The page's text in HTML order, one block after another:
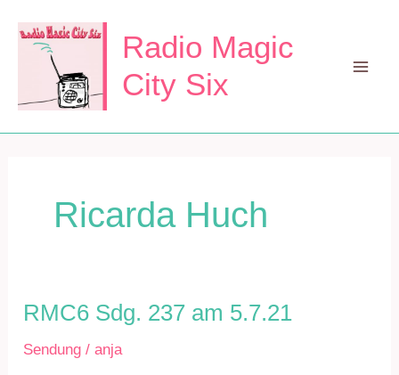
Inhalt
springen
Radio Magic
City Six
Ricarda Huch
RMC6 Sdg. 237 am 5.7.21
Sendung /anja